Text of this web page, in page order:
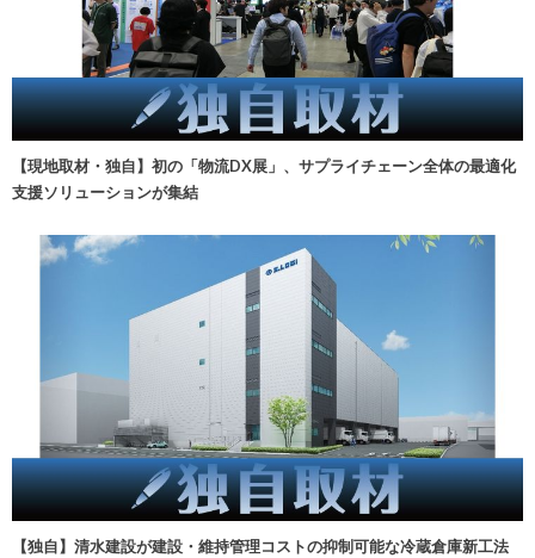
【現地取材・独自】初の「物流DX展」、サプライチェーン全体の最適化
支援ソリューションが集結
【独自】清水建設が建設・維持管理コストの抑制可能な冷蔵倉庫新工法